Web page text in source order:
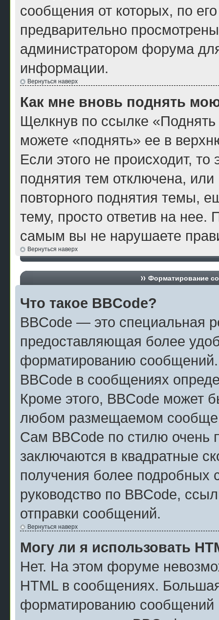
сообщения от которых, по
предварительно
администратором форума
информации.
Вернуться наверх
Как мне вновь поднять
Щелкнув по ссылке
можете «поднять» ее в
Если этого не происходит, то
поднятия тем отключена,
повторного поднятия темы,
тему, просто ответив на нее.
самым вы не нарушаете
Вернуться наверх
Форматирование
Что такое BBCode?
BBCode — это специальная
предоставляющая более
форматированию
BBCode в сообщениях
Кроме этого, BBCode может
любом размещаемом
Сам BBCode по стилю очень
заключаются в квадратные
получения более подробных
руководство по BBCode,
отправки сообщений.
Вернуться наверх
Могу ли я использовать
Нет. На этом форуме
HTML в сообщениях.
форматированию сообщений